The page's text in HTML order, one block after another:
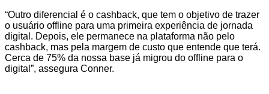
“Outro diferencial é o cashback, que tem o objetivo de trazer
o usuário offline para uma primeira experiência de jornada
digital. Depois, ele permanece na plataforma não pelo
cashback, mas pela margem de custo que entende que terá.
Cerca de 75% da nossa base já migrou do offline para o
digital”, assegura Conner.